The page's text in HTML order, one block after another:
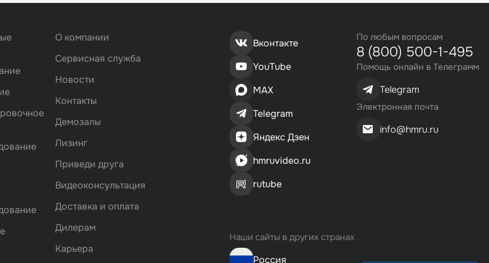
О компании
Сервисная служба
Новости
Контакты
Демозалы
Лизинг
Приведи друга
Видеоконсультация
Доставка и оплата
Дилерам
Карьера
Вконтакте
YouTube
MAX
Telegram
Яндекс Дзен
hmruvideo.ru
rutube
Наши сайты в других странах
Россия
По любым вопросам
8 (800) 500-1-495
Помощь онлайн в Телеграмм
Telegram
Электронная почта
info@hmru.ru